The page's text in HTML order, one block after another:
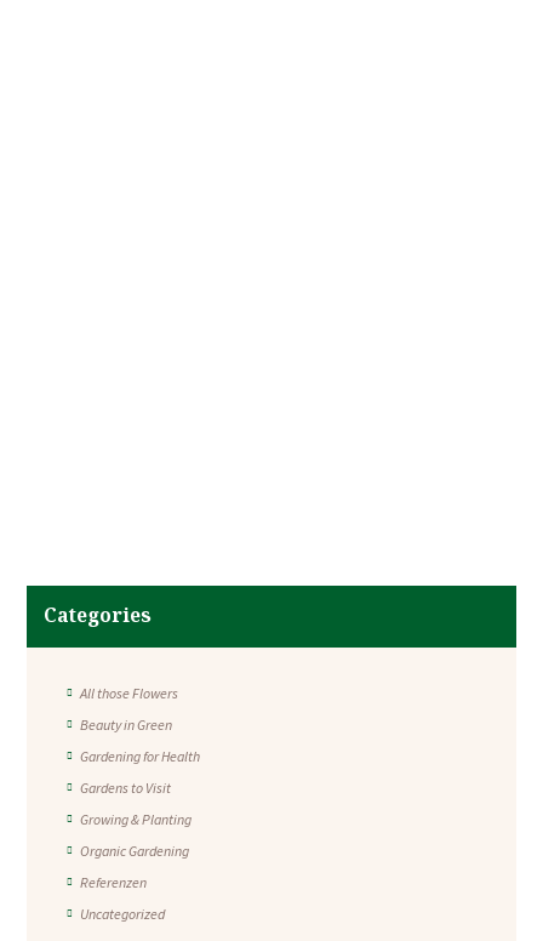
Categories
All those Flowers
Beauty in Green
Gardening for Health
Gardens to Visit
Growing & Planting
Organic Gardening
Referenzen
Uncategorized